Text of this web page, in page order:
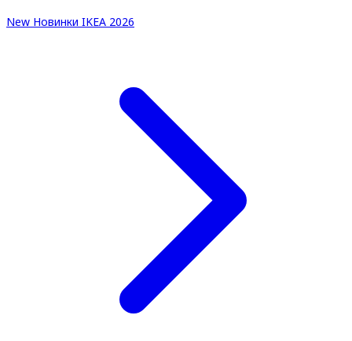
New Новинки IKEA 2026